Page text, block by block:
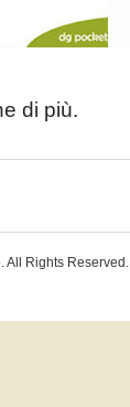
di più.
. All Rights Reserved.